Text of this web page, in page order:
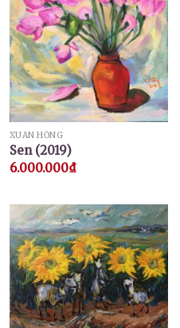
XUÂN HỒNG
Sen (2019)
6.000.000₫